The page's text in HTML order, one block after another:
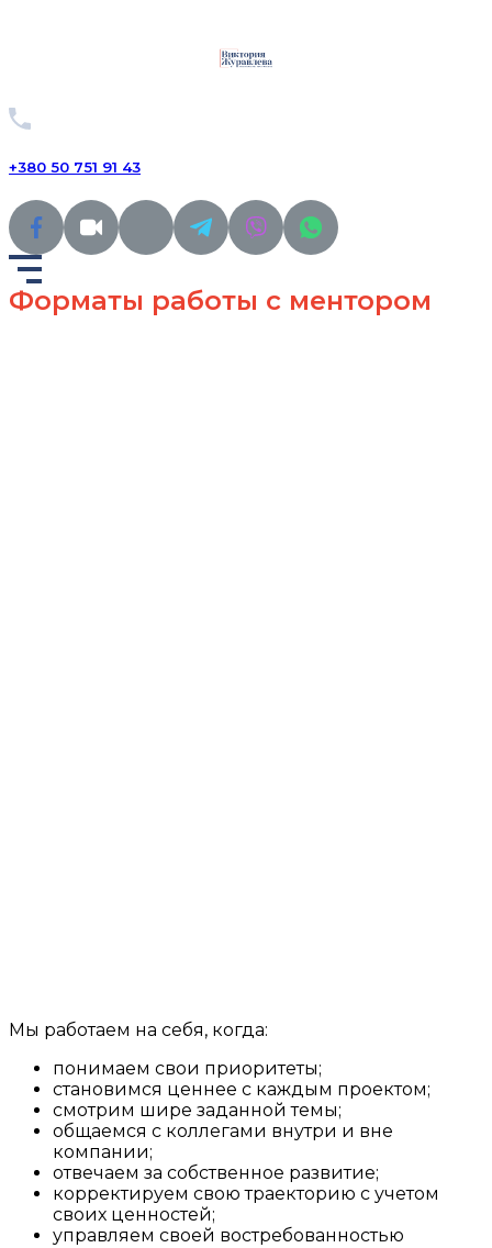
+380 50 751 91 43
Форматы работы с ментором
Мы работаем на себя, когда:
понимаем свои приоритеты;
становимся ценнее с каждым проектом;
смотрим шире заданной темы;
общаемся с коллегами внутри и вне
компании;
отвечаем за собственное развитие;
корректируем свою траекторию с учетом
своих ценностей;
управляем своей востребованностью